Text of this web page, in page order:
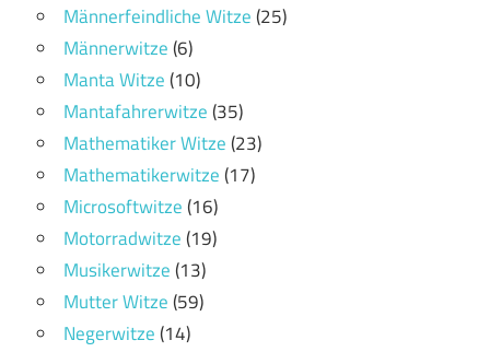
Männerfeindliche Witze(25)
Männerwitze(6)
Manta Witze(10)
Mantafahrerwitze(35)
Mathematiker Witze(23)
Mathematikerwitze(17)
Microsoftwitze(16)
Motorradwitze(19)
Musikerwitze(13)
Mutter Witze(59)
Negerwitze(14)